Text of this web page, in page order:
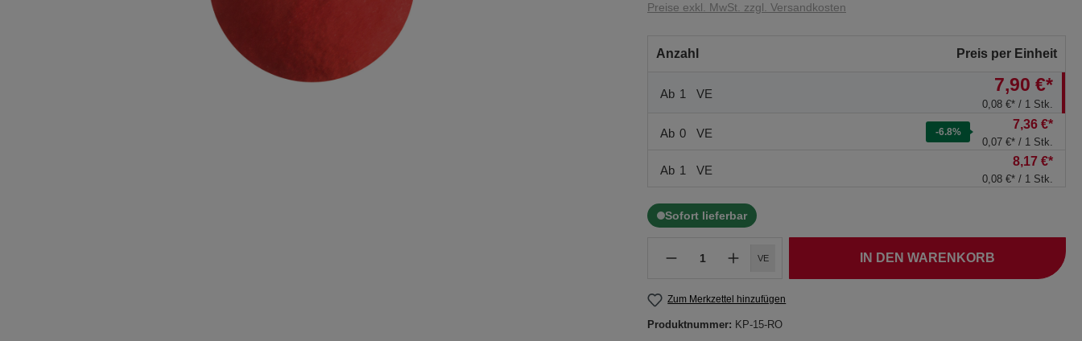
Preise exkl. MwSt. zzgl. Versandkosten
Anzahl Preis per Einheit
Ab 1 VE 7,90 €*
0,08 €* / 1 Stk.
Ab 0 VE -6.8%
7,36 €*
0,07 €* / 1 Stk.
Ab 1 VE
8,17 €*
0,08 €* / 1 Stk.
Sofort lieferbar
VE IN DEN WARENKORB
Zum Merkzettel hinzufügen
Produktnummer: KP-15-RO